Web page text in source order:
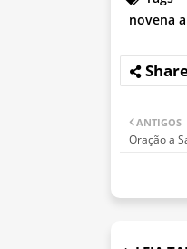
novena
ANTIGOS
Oração a